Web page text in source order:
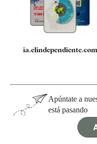
Especificaciones
ia.elindependiente.com
Apúntate a
está pasando